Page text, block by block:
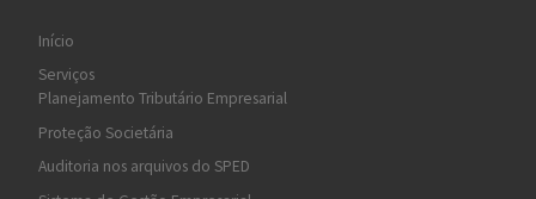
Início
Serviços
Planejamento Tributário Empresarial
Proteção Societária
Auditoria nos arquivos do SPED